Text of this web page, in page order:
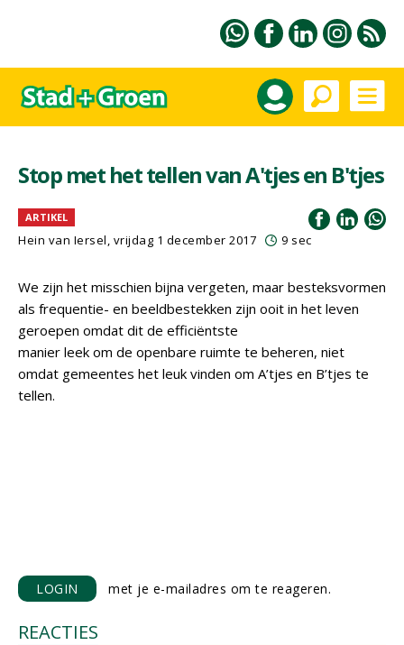
Stop met het tellen van A'tjes en B'tjes
ARTIKEL
Hein van Iersel, vrijdag 1 december 2017 9 sec
We zijn het misschien bijna vergeten, maar besteksvormen
als frequentie- en beeldbestekken zijn ooit in het leven
geroepen omdat dit de efficiëntste
manier leek om de openbare ruimte te beheren, niet
omdat gemeentes het leuk vinden om A’tjes en B’tjes te
tellen.
LOGIN met je e-mailadres om te reageren.
REACTIES